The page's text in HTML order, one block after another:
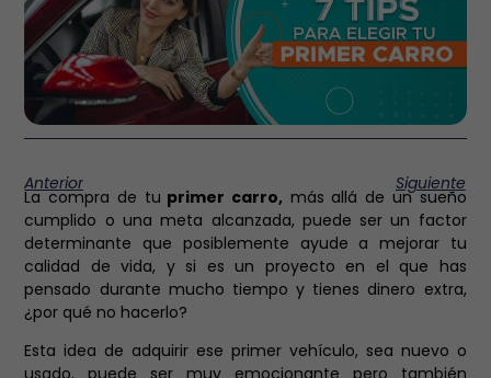
La compra de tu primer carro, más allá de un sueño
cumplido o una meta alcanzada, puede ser un factor
determinante que posiblemente ayude a mejorar tu
calidad de vida, y si es un proyecto en el que has
pensado durante mucho tiempo y tienes dinero extra,
¿por qué no hacerlo?
Esta idea de adquirir ese primer vehículo, sea nuevo o
Anterior Siguiente